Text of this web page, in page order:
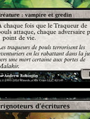
d'écritures